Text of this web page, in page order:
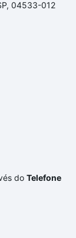
em nosso
dos seus
com você
04533-012
do Telefone